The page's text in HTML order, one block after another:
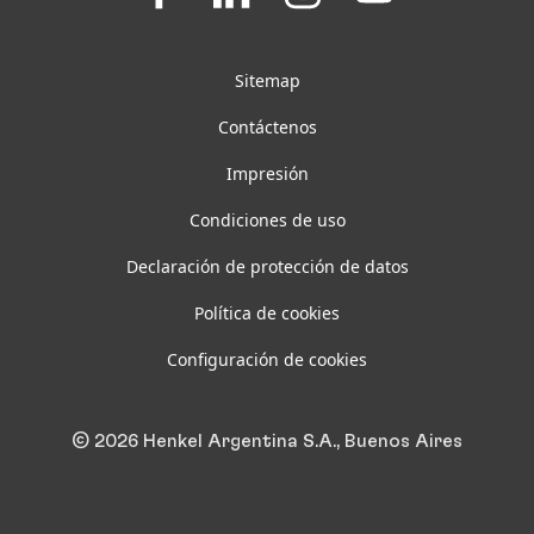
on
on
on
Sitemap
Contáctenos
Impresión
Condiciones de uso
Declaración de protección de datos
Política de cookies
Configuración de cookies
© 2026 Henkel Argentina S.A., Buenos Aires